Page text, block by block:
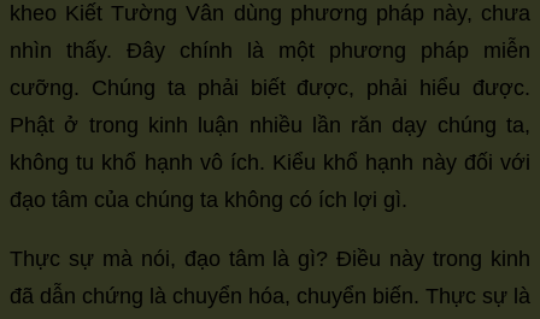
kheo Kiết Tường Vân dùng phương pháp này, chưa
nhìn thấy. Đây chính là một phương pháp miễn
cưỡng. Chúng ta phải biết được, phải hiểu được.
Phật ở trong kinh luận nhiều lần răn dạy chúng ta,
không tu khổ hạnh vô ích. Kiểu khổ hạnh này đối với
đạo tâm của chúng ta không có ích lợi gì.
Thực sự mà nói, đạo tâm là gì? Điều này trong kinh
đã dẫn chứng là chuyển hóa, chuyển biến. Thực sự là